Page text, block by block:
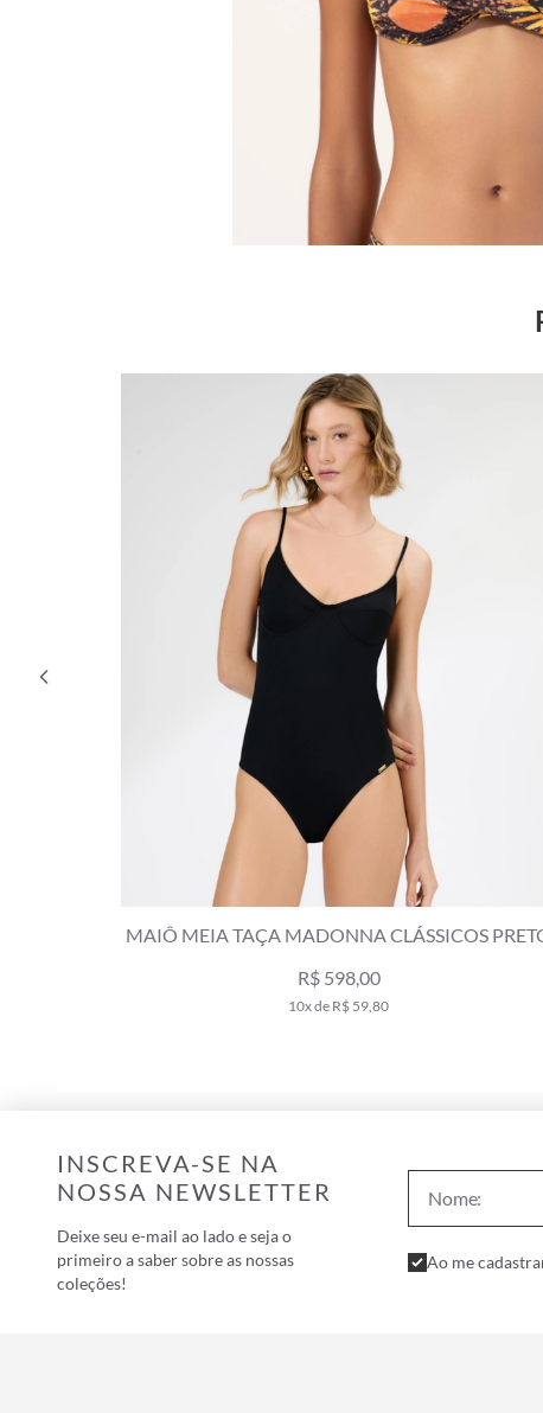
TOP MEIA TAÇA TRANSPASSADO COMFOR
R$ 389,00R$ 189,00
3x de R$ 63,00
INSCREVA-SE NA
NOSSA NEWSLETTER
Deixe seu e-mail ao lado e seja o
primeiro a saber sobre as nossas
coleções!
Ao me